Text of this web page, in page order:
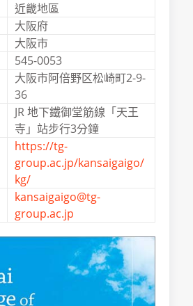
近畿地區
大阪府
大阪市
545-0053
大阪市阿倍野区松崎町2-9-
36
JR 地下鐵御堂筋線「天王
寺」站步行3分鐘
https://tg-
group.ac.jp/kansaigaigo/
kg/
kansaigaigo@tg-
group.ac.jp